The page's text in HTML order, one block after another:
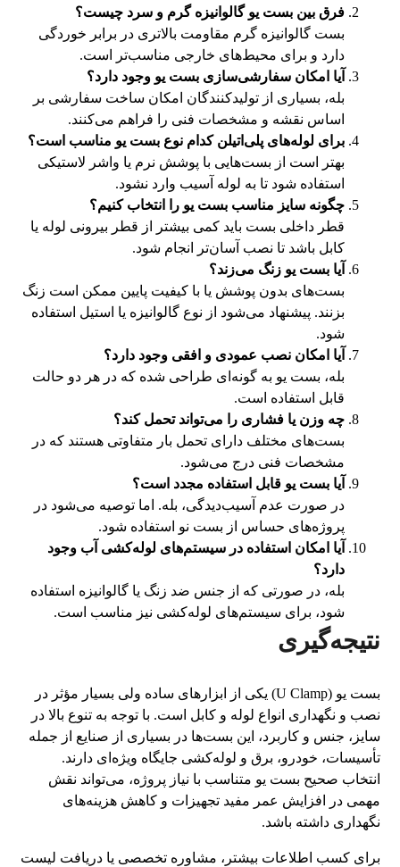
فرق بین بست یو گالوانیزه گرم و سرد چیست؟
بست گالوانیزه گرم مقاومت بالاتری در برابر خوردگی
دارد و برای محیط‌های خارجی مناسب‌تر است.
آیا امکان سفارشی‌سازی بست یو وجود دارد؟
بله، بسیاری از تولیدکنندگان امکان ساخت سفارشی بر
اساس نقشه و مشخصات فنی را فراهم می‌کنند.
برای لوله‌های پلی‌اتیلن کدام نوع بست یو مناسب است؟
بهتر است از بست‌هایی با پوشش نرم یا واشر لاستیکی
استفاده شود تا به لوله آسیب وارد نشود.
چگونه سایز مناسب بست یو را انتخاب کنیم؟
قطر داخلی بست باید کمی بیشتر از قطر بیرونی لوله یا
کابل باشد تا نصب آسان‌تر انجام شود.
آیا بست یو زنگ می‌زند؟
بست‌های بدون پوشش یا با کیفیت پایین ممکن است زنگ
بزنند. پیشنهاد می‌شود از نوع گالوانیزه یا استیل استفاده
شود.
آیا امکان نصب عمودی و افقی وجود دارد؟
بله، بست یو به گونه‌ای طراحی شده که در هر دو حالت
قابل استفاده است.
چه وزن یا فشاری را می‌تواند تحمل کند؟
بست‌های مختلف دارای تحمل بار متفاوتی هستند که در
مشخصات فنی درج می‌شود.
آیا بست یو قابل استفاده مجدد است؟
در صورت عدم آسیب‌دیدگی، بله. اما توصیه می‌شود در
پروژه‌های حساس از بست نو استفاده شود.
آیا امکان استفاده در سیستم‌های لوله‌کشی آب وجود
دارد؟
بله، در صورتی که از جنس ضد زنگ یا گالوانیزه استفاده
شود، برای سیستم‌های لوله‌کشی نیز مناسب است.
نتیجه‌گیری
بست یو (U Clamp) یکی از ابزارهای ساده ولی بسیار مؤثر در
نصب و نگهداری انواع لوله و کابل است. با توجه به تنوع بالا در
سایز، جنس و کاربرد، این بست‌ها در بسیاری از صنایع از جمله
تأسیسات، خودرو، برق و لوله‌کشی جایگاه ویژه‌ای دارند.
انتخاب صحیح بست یو متناسب با نیاز پروژه، می‌تواند نقش
مهمی در افزایش عمر مفید تجهیزات و کاهش هزینه‌های
نگهداری داشته باشد.
برای کسب اطلاعات بیشتر، مشاوره تخصصی یا دریافت لیست